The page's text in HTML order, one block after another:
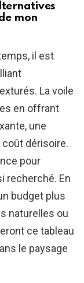
mon
il est
La voile
en offrant
une
dérisoire.
pour
recherché. En
budget plus
naturelles ou
ce tableau
le paysage